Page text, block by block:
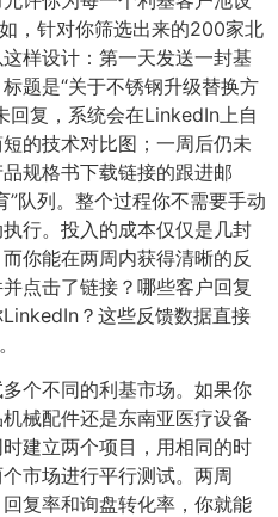
，针对你筛选出来的200家北
样设计：第一天发送一封基
题是“关于不锈钢升级替换方
回复，系统会在LinkedIn上自
的技术对比图；一周后仍未
规格书下载链接的跟进邮
”队列。整个过程你不需要手动
行。投入的成本仅仅是几封
你能在两周内获得清晰的反
点击了链接？哪些客户回复
？这些反馈数据直接
个不同的利基市场。如果你
械配件还是东南亚医疗设备
建立两个项目，用相同的时
市场进行平行测试。两周
复率和询盘转化率，你就能